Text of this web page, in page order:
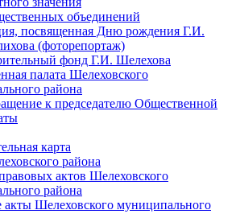
объединений
посвященная Дню рождения Г.И.
(фоторепортаж)
фонд Г.И. Шелехова
палата Шелеховского
района
к председателю Общественной
карта
района
актов Шелеховского
района
Шелеховского муниципального